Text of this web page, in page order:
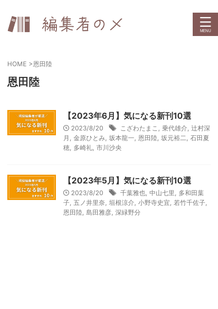
HOME >恩田陸
恩田陸
【2023年6月】気になる新刊10選
2023/8/20 こざわたまこ 乗代雄介 辻村深
月
金原ひとみ 坂本龍一 恩田陸 坂元裕二
石田夏
穂 多崎礼 市川沙央
【2023年5月】気になる新刊10選
2023/8/20 千葉雅也 中山七里
多和田葉
子 五ノ井里奈 垣根涼介 小野寺史宜 若竹千佐子
恩田陸 島田雅彦 深緑野分